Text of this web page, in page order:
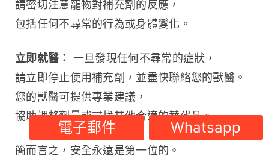
請密切注意寵物對補充劑的反應，
包括任何不尋常的行為或身體變化。
立即就醫：
一旦發現任何不尋常的症狀，
請立即停止使用補充劑，並盡快聯絡您的獸醫。
您的獸醫可提供專業建議，
協助調整劑量或尋找其他合適的替代品。
簡而言之，安全永遠是第一位的。
電子郵件 Whatsapp